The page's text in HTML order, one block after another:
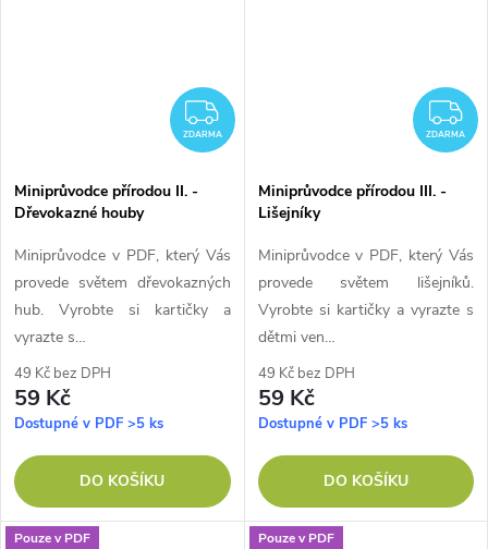
ZDARMA
ZDARMA
Miniprůvodce přírodou II. -
Dřevokazné houby
Miniprůvodce v PDF, který Vás
provede světem dřevokazných
hub. Vyrobte si kartičky a
vyrazte s…
49 Kč bez DPH
59 Kč
Dostupné v PDF >5 ks
DO KOŠÍKU
ZDARMA
Miniprůvodce přírodou III. -
Lišejníky
Miniprůvodce v PDF, který Vás
provede světem lišejníků.
Vyrobte si kartičky a vyrazte s
dětmi ven…
49 Kč bez DPH
59 Kč
Dostupné v PDF >5 ks
DO KOŠÍKU
Pouze v PDF Pouze v PDF